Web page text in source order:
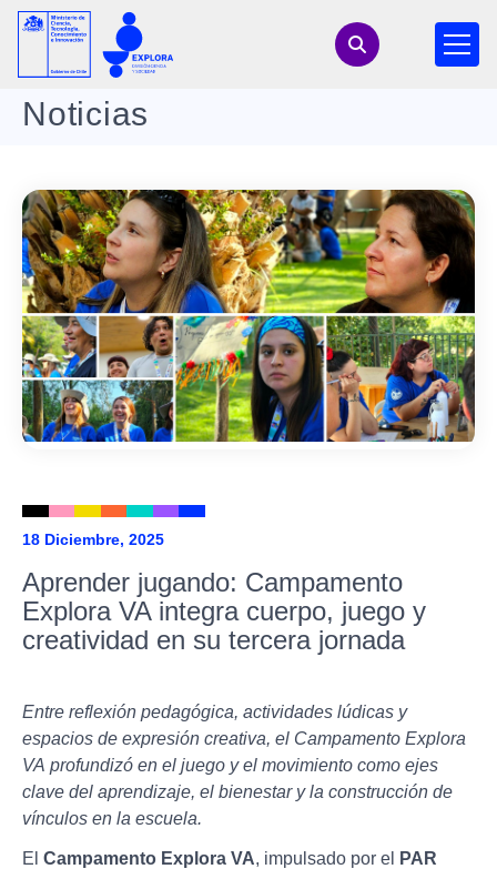
Noticias
18 Diciembre, 2025
Aprender jugando: Campamento
Explora VA integra cuerpo, juego y
creatividad en su tercera jornada
Entre reflexión pedagógica, actividades lúdicas y
espacios de expresión creativa, el Campamento Explora
VA profundizó en el juego y el movimiento como ejes
clave del aprendizaje, el bienestar y la construcción de
vínculos en la escuela.
El Campamento Explora VA, impulsado por el
PAR